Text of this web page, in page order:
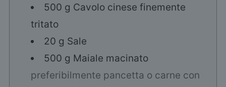
500 g Cavolo cinese finemente
tritato
20 g Sale
500 g Maiale macinato
preferibilmente pancetta o carne con